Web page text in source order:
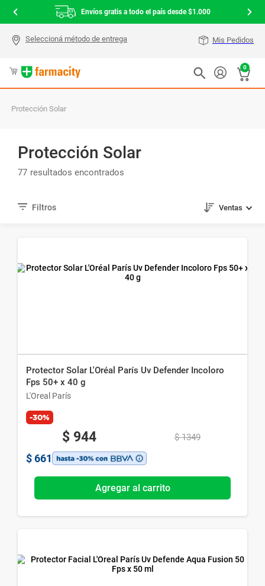
Envíos gratis a todo el país desde $1.000
Mis Pedidos
0
Protección Solar
Protección Solar
77
Ventas
Protector Solar L'Oréal París Uv Defender Incoloro
Fps 50+ x 40 g
L'Oreal París
-30%
$ 944 $ 1349
$ 661
Agregar al carrito